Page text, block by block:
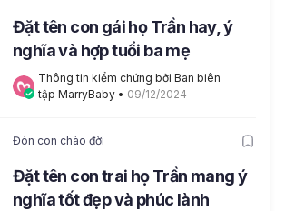
Đặt tên con gái họ Trần hay, ý
nghĩa và hợp tuổi ba mẹ
Thông tin kiểm chứng bởi Ban biên
tập MarryBaby • 09/12/2024
Đón con chào đời
Đặt tên con trai họ Trần mang ý
nghĩa tốt đẹp và phúc lành